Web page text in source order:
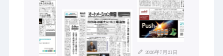
2026年7月21日